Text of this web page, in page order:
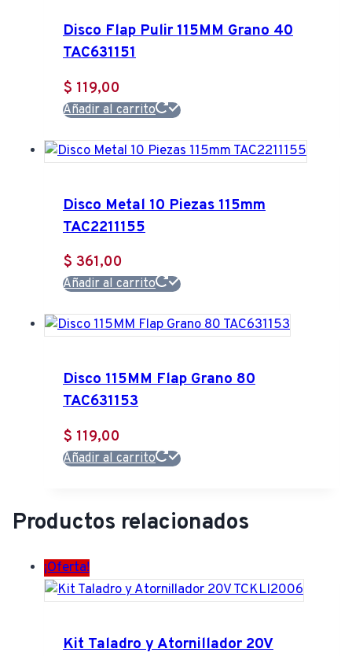
Disco Flap Pulir 115MM Grano 40
TAC631151
$ 119,00
Añadir al carrito
Disco Metal 10 Piezas 115mm
TAC2211155
$ 361,00
Añadir al carrito
Disco 115MM Flap Grano 80
TAC631153
$ 119,00
Añadir al carrito
Productos relacionados
¡Oferta!
Kit Taladro y Atornillador 20V